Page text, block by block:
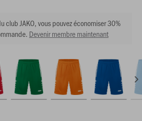
club JAKO, vous pouvez économiser 30%
Devenir membre maintenant